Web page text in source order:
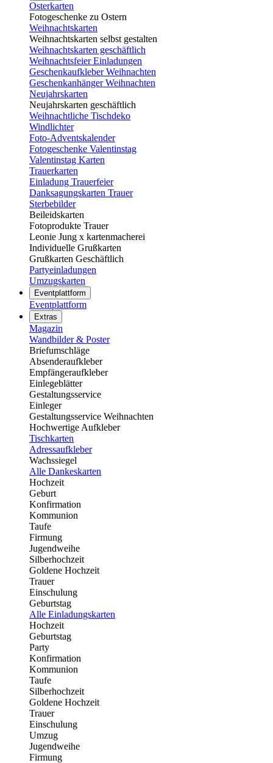
Osterkarten
Fotogeschenke zu Ostern
Weihnachtskarten
Weihnachtskarten selbst gestalten
Weihnachtskarten geschäftlich
Weihnachtsfeier Einladungen
Geschenkaufkleber Weihnachten
Geschenkanhänger Weihnachten
Neujahrskarten
Neujahrskarten geschäftlich
Weihnachtliche Tischdeko
Windlichter
Foto-Adventskalender
Fotogeschenke Valentinstag
Valentinstag Karten
Trauerkarten
Einladung Trauerfeier
Danksagungskarten Trauer
Sterbebilder
Beileidskarten
Fotoprodukte Trauer
Leonie Jung x kartenmacherei
Individuelle Grußkarten
Grußkarten Geschäftlich
Partyeinladungen
Umzugskarten
Eventplattform
Eventplattform
Extras
Magazin
Wandbilder & Poster
Briefumschläge
Absenderaufkleber
Empfängeraufkleber
Einlegeblätter
Gestaltungsservice
Einleger
Gestaltungsservice Weihnachten
Hochwertige Aufkleber
Tischkarten
Adressaufkleber
Wachssiegel
Alle Dankeskarten
Hochzeit
Geburt
Konfirmation
Kommunion
Taufe
Firmung
Jugendweihe
Silberhochzeit
Goldene Hochzeit
Trauer
Einschulung
Geburtstag
Alle Einladungskarten
Hochzeit
Geburtstag
Party
Konfirmation
Kommunion
Taufe
Silberhochzeit
Goldene Hochzeit
Trauer
Einschulung
Umzug
Jugendweihe
Firmung